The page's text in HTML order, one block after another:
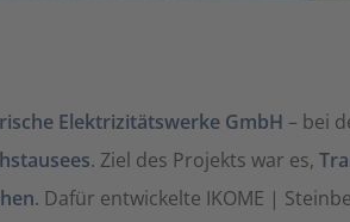
Elektrizitätswerke GmbH – bei
. Ziel des Projekts war es,
. Dafür entwickelte IKOME |